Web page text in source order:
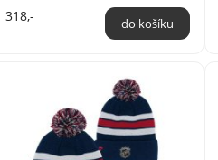
318,-